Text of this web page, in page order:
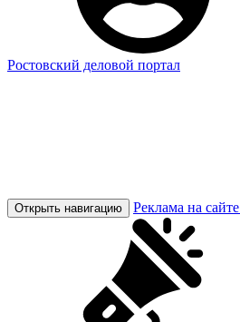
Ростовский деловой портал
Открыть навигацию Реклама на сайте